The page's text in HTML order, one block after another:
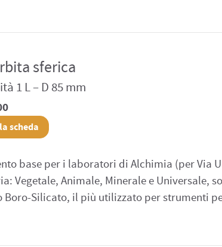
sferica
1 L – D 85 mm
scheda
base per i laboratori di Alchimia (per Via
Vegetale, Animale, Minerale e Universale,
Boro-Silicato, il più utilizzato per strumenti